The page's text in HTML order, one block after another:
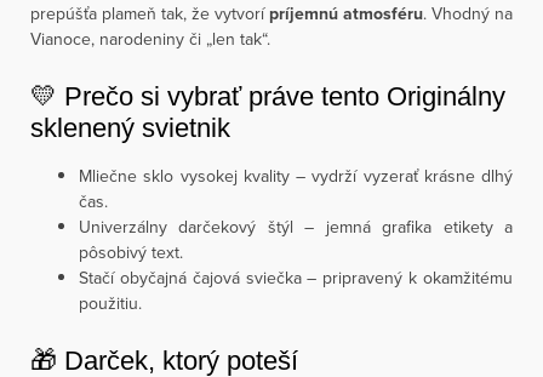
prepúšťa plameň tak, že vytvorí príjemnú atmosféru. Vhodný na
Vianoce, narodeniny či „len tak“.
💛 Prečo si vybrať práve tento Originálny
sklenený svietnik
Mliečne sklo vysokej kvality – vydrží vyzerať krásne dlhý
čas.
Univerzálny darčekový štýl – jemná grafika etikety a
pôsobivý text.
Stačí obyčajná čajová sviečka – pripravený k okamžitému
použitiu.
🎁 Darček, ktorý poteší